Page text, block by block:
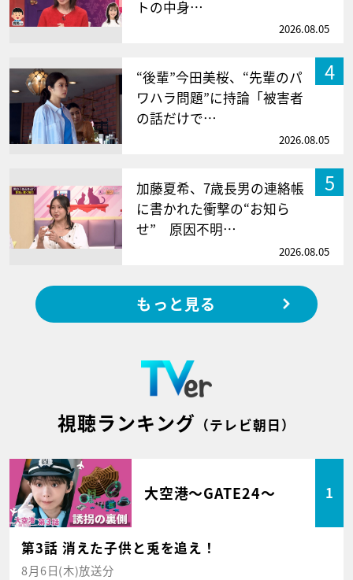
トの中身…
2026.08.05
4
“後輩”今田美桜、“先輩のパ
ワハラ問題”に持論「被害者
の話だけで…
2026.08.05
5
加藤夏希、7歳長男の連絡帳
に書かれた衝撃の“お知ら
せ” 原因不明…
2026.08.05
もっと見る
視聴ランキング （テレビ朝日）
大空港～GATE24～ 1
第3話 消えた子供と兎を追え！
8月6日(木)放送分